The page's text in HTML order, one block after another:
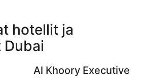
hinnat
huomisillaksi
eli
7.8.
8.8.
7.8.
hotellit ja
Dubai
Al Khoory Executive